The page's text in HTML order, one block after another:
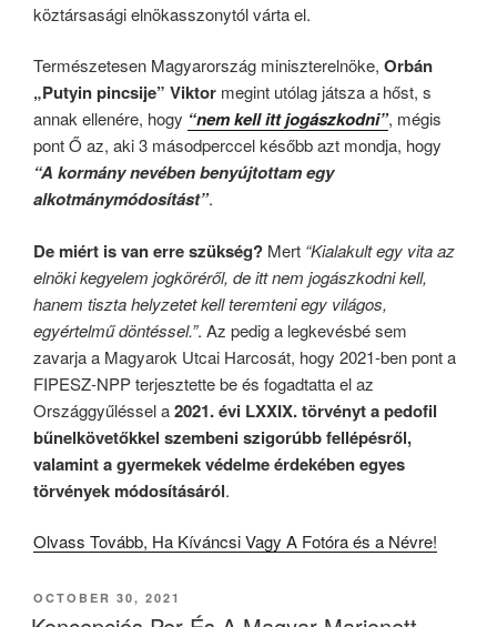
köztársasági elnökasszonytól várta el.
Természetesen Magyarország miniszterelnöke, Orbán
„Putyin pincsije” Viktor megint utólag játsza a hőst, s
annak ellenére, hogy “nem kell itt jogászkodni”, mégis
pont Ő az, aki 3 másodperccel később azt mondja, hogy
“A kormány nevében benyújtottam egy
alkotmánymódosítást”.
De miért is van erre szükség? Mert “Kialakult egy vita az
elnöki kegyelem jogköréről, de itt nem jogászkodni kell,
hanem tiszta helyzetet kell teremteni egy világos,
egyértelmű döntéssel.”. Az pedig a legkevésbé sem
zavarja a Magyarok Utcai Harcosát, hogy 2021-ben pont a
FIPESZ-NPP terjesztette be és fogadtatta el az
Országgyűléssel a2021. évi LXXIX. törvényt a pedofil
bűnelkövetőkkel szembeni szigorúbb fellépésről,
valamint a gyermekek védelme érdekében egyes
törvények módosításáról.
Olvass Tovább, Ha Kíváncsi Vagy A Fotóra és a Névre!
POSTED
ON
OCTOBER 30, 2021